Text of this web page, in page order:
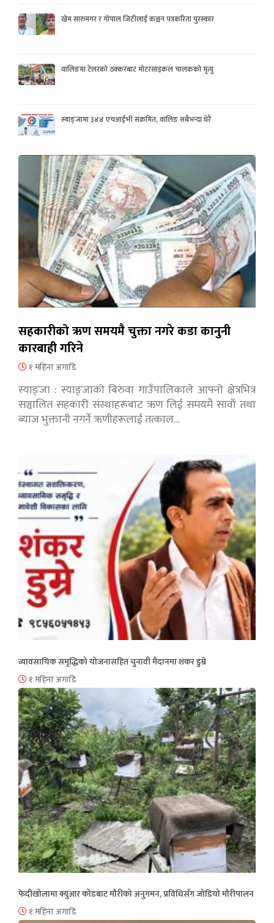
खेम सारुमगर र गोपाल जिटीलाई कञ्चन पत्रकरिता पुरस्कार
वालिङमा टेलरको ठक्करबाट मोटरसाइकल चालकको मृत्यु
स्याङ्जामा ३४४ एचआईभी संक्रमित, वालिङ सबैभन्दा धेरै
सहकारीको ऋण समयमै चुक्ता नगरे कडा कानुनी
कारबाही गरिने
१ महिना अगाडि
स्याङ्जा : स्याङ्जाको बिरुवा गाउँपालिकाले आफ्नो क्षेत्रभित्र
सञ्चालित सहकारी संस्थाहरूबाट ऋण लिई समयमै सावाँ तथा
ब्याज भुक्तानी नगर्ने ऋणीहरूलाई तत्काल…
व्यावसायिक समृद्धिको योजनासहित चुनावी मैदानमा शंकर डुम्रे
१ महिना अगाडि
फेदीखोलामा क्युआर कोडबाट मौरीको अनुगमन, प्रविधिसँग जोडियो मौरीपालन
१ महिना अगाडि